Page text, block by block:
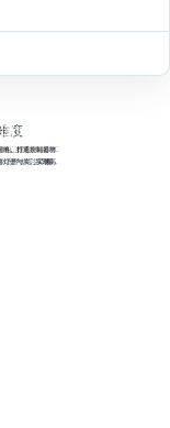
组正常稳定在线工
干扰，专注工作。
插针封装方式，满足
。
网络。
PA）。
备功能，
度
率。根据项目需求
次开发即插即用，
作
看门狗设计和完
本和运维成本。
大
，节点类型灵活，
目应用的考验。
络。打通控制器与
灯开与关。实现高